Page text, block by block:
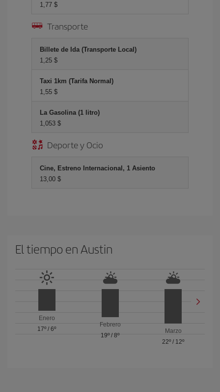
1,77 $
Transporte
Billete de Ida (Transporte Local)
1,25 $
Taxi 1km (Tarifa Normal)
1,55 $
La Gasolina (1 litro)
1,053 $
Deporte y Ocio
Cine, Estreno Internacional, 1 Asiento
13,00 $
El tiempo en Austin
Enero
17º /6º
Febrero
19º/ 8º
Marzo
22º / 12º